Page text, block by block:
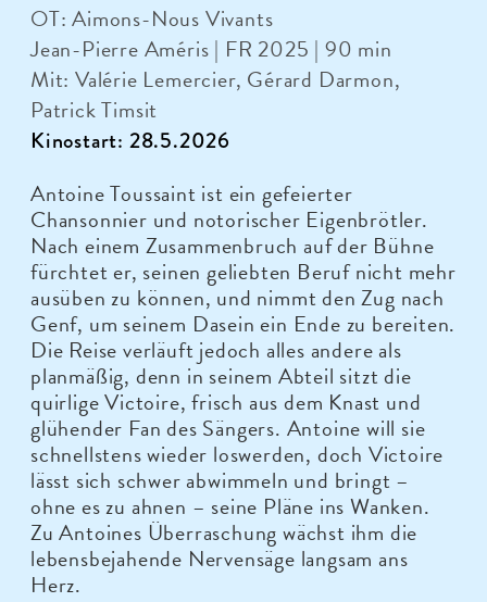
OT: Aimons-Nous Vivants
Jean-Pierre Améris | FR 2025 | 90 min
Mit: Valérie Lemercier, Gérard Darmon,
Patrick Timsit
Kinostart: 28.5.2026
Antoine Toussaint ist ein gefeierter
Chansonnier und notorischer Eigenbrötler.
Nach einem Zusammenbruch auf der Bühne
fürchtet er, seinen geliebten Beruf nicht mehr
ausüben zu können, und nimmt den Zug nach
Genf, um seinem Dasein ein Ende zu bereiten.
Die Reise verläuft jedoch alles andere als
planmäßig, denn in seinem Abteil sitzt die
quirlige Victoire, frisch aus dem Knast und
glühender Fan des Sängers. Antoine will sie
schnellstens wieder loswerden, doch Victoire
lässt sich schwer abwimmeln und bringt –
ohne es zu ahnen – seine Pläne ins Wanken.
Zu Antoines Überraschung wächst ihm die
lebensbejahende Nervensäge langsam ans
Herz.